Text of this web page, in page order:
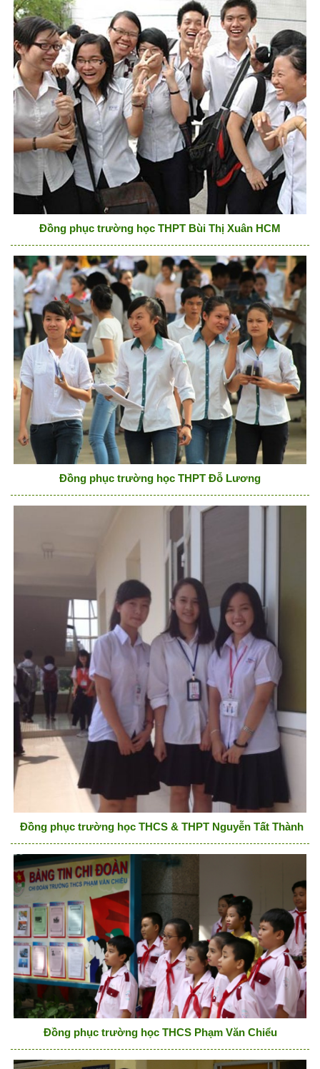
Đồng phục trường học THPT Bùi Thị Xuân HCM
Đồng phục trường học THPT Đỗ Lương
Đồng phục trường học THCS & THPT Nguyễn Tất Thành
Đồng phục trường học THCS Phạm Văn Chiểu